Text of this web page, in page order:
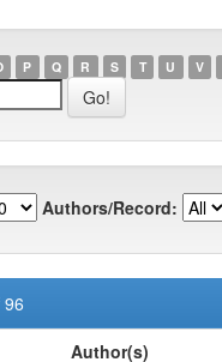
P Q R S T U V
Authors/Record:
Author(s)